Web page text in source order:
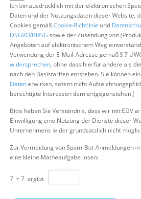
Ich bin ausdrücklich mit der elektronischen
Daten und der Nutzungsdaten dieser Website,
Cookies gemäßCookie-Richtlinie und
DSGVO/BDSG sowie der Zusendung von
Angeboten auf elektronischem Weg
Verwendung der E-Mail-Adresse gemäß § 7
widersprechen, ohne dass hierfür andere als
nach den Basistarifen entstehen. Sie können
Datenerwirken, sofern nicht
berechtigte Interessen dem entgegenstehen.)
Bitte haben Sie Verständnis, dass wir mit EDV
Einwilligung eine Nutzung der Dienste dieser
Unternehmens leider grundsätzlich nicht
Zur Vermeidung von Spam-Bot-Anmeldungen
eine kleine Matheaufgabe lösen:
7 +7 ergibt